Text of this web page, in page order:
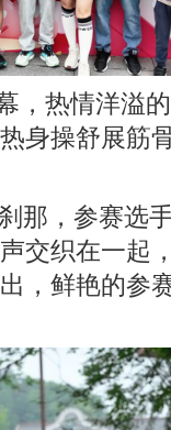
，热情洋溢
身操舒展筋
那，参赛选
交织在一起
，鲜艳的参